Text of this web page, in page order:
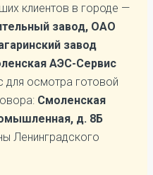
клиентов в городе —
завод, ОАО
завод
АЭС-Сервис
для осмотра готовой
Смоленская
д. 8Б
Ленинградского